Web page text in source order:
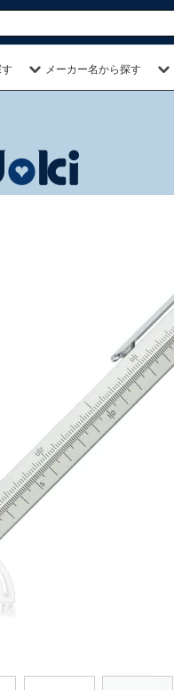
す メーカー名から探す